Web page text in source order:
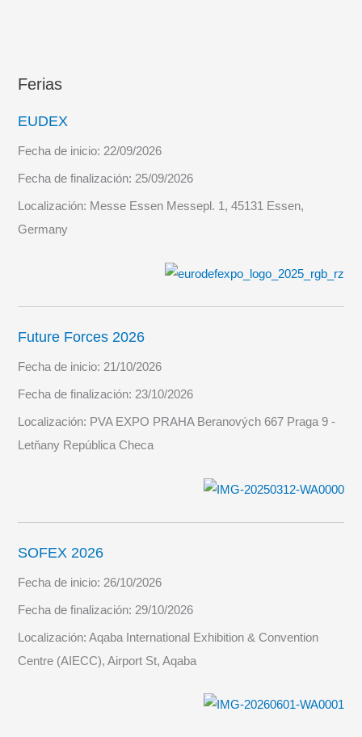
Ferias
EUDEX
Fecha de inicio:22/09/2026
Fecha de finalización:25/09/2026
Localización: Messe Essen Messepl. 1, 45131 Essen,
Germany
Future Forces 2026
Fecha de inicio: 21/10/2026
Fecha de finalización: 23/10/2026
Localización: PVA EXPO PRAHA Beranových 667 Praga 9 -
Letňany República Checa
SOFEX 2026
Fecha de inicio: 26/10/2026
Fecha de finalización: 29/10/2026
Localización:Aqaba International Exhibition & Convention
Centre (AIECC), Airport St, Aqaba